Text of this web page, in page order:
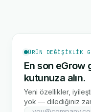
ÜRÜN DEĞIŞIKLIK
En son eGrow
kutunuza alın.
Yeni özellikler,
yok — dilediğiniz